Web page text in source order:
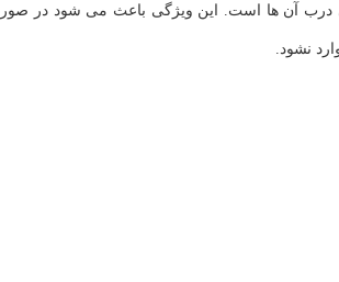
درب آن ها است. این ویژگی باعث می شود در
نشود.